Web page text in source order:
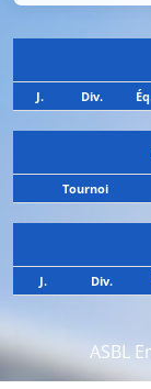
J. Div.
Tournoi
J. Div.
ASBL